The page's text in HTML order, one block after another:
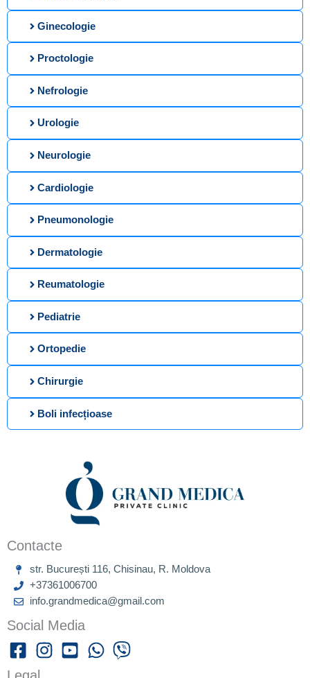
Ginecologie
Proctologie
Nefrologie
Urologie
Neurologie
Cardiologie
Pneumonologie
Dermatologie
Reumatologie
Pediatrie
Ortopedie
Chirurgie
Boli infecțioase
Contacte
str. București 116, Chisinau, R. Moldova
+37361006700
info.grandmedica@gmail.com
Social Media